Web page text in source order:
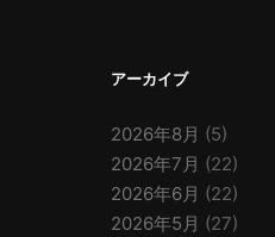
アーカイブ
2026年8月 (5)
2026年7月 (22)
2026年6月 (22)
2026年5月 (27)